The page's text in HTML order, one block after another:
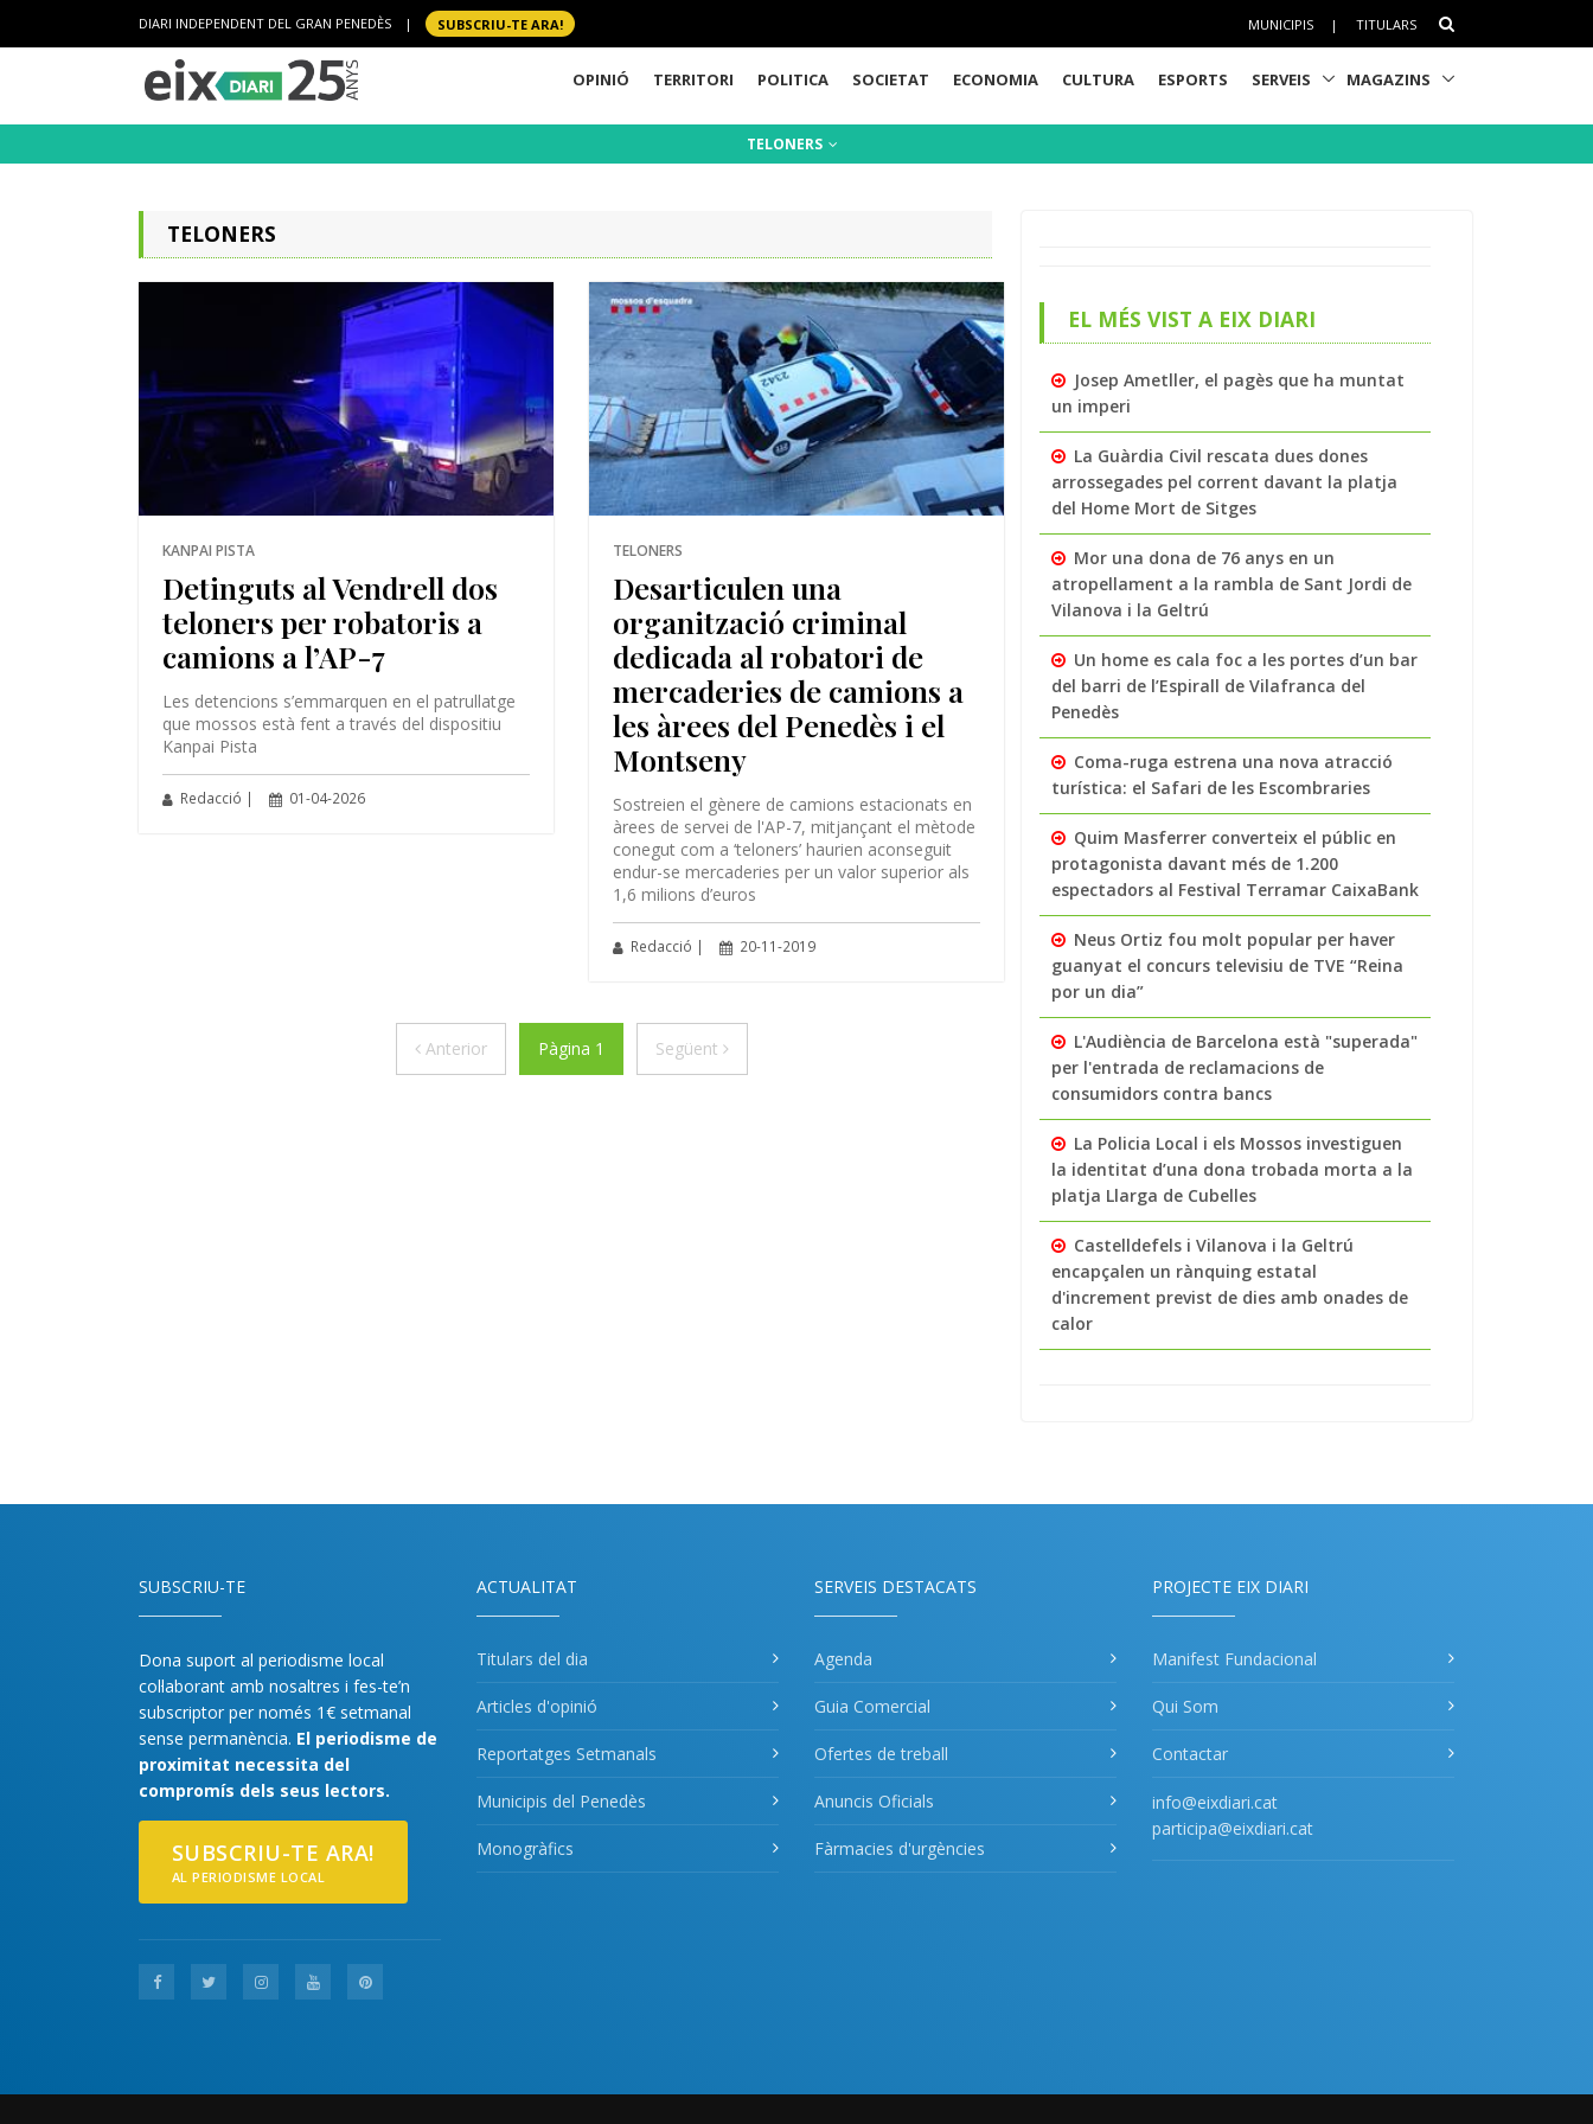
DIARI INDEPENDENT DEL GRAN PENEDÈS | SUBSCRIU-TE ARA! MUNICIPIS | TITULARS
OPINIÓ TERRITORI POLITICA SOCIETAT ECONOMIA CULTURA ESPORTS SERVEIS MAGAZINS
TELONERS
TELONERS
KANPAI PISTA
Detinguts al Vendrell dos
teloners per robatoris a
camions a l’AP-7
Les detencions s’emmarquen en el patrullatge
que mossos està fent a través del dispositiu
Kanpai Pista
Redacció | 01-04-2026
TELONERS
Desarticulen una
organització criminal
dedicada al robatori de
mercaderies de camions a
les àrees del Penedès i el
Montseny
Sostreien el gènere de camions estacionats en
àrees de servei de l'AP-7, mitjançant el mètode
conegut com a ‘teloners’ haurien aconseguit
endur-se mercaderies per un valor superior als
1,6 milions d’euros
Redacció | 20-11-2019
AnteriorAnteriorPàgina 1 Següent Següent
EL MÉS VIST A EIX DIARI
Josep Ametller, el pagès que ha muntat
un imperi
La Guàrdia Civil rescata dues dones
arrossegades pel corrent davant la platja
del Home Mort de Sitges
Mor una dona de 76 anys en un
atropellament a la rambla de Sant Jordi de
Vilanova i la Geltrú
Un home es cala foc a les portes d’un bar
del barri de l’Espirall de Vilafranca del
Penedès
Coma-ruga estrena una nova atracció
turística: el Safari de les Escombraries
Quim Masferrer converteix el públic en
protagonista davant més de 1.200
espectadors al Festival Terramar CaixaBank
Neus Ortiz fou molt popular per haver
guanyat el concurs televisiu de TVE “Reina
por un dia”
L'Audiència de Barcelona està "superada"
per l'entrada de reclamacions de
consumidors contra bancs
La Policia Local i els Mossos investiguen
la identitat d’una dona trobada morta a la
platja Llarga de Cubelles
Castelldefels i Vilanova i la Geltrú
encapçalen un rànquing estatal
d'increment previst de dies amb onades de
calor
SUBSCRIU-TE
Dona suport al periodisme local
col·laborant amb nosaltres i fes-te’n
subscriptor per només 1€ setmanal
sense permanència. El periodisme de
proximitat necessita del
compromís dels seus lectors.
SUBSCRIU-TE ARA!
AL PERIODISME LOCAL
ACTUALITAT
Titulars del dia
Articles d'opinió
Reportatges Setmanals
Municipis del Penedès
Monogràfics
SERVEIS DESTACATS
Agenda
Guia Comercial
Ofertes de treball
Anuncis Oficials
Fàrmacies d'urgències
PROJECTE EIX DIARI
Manifest Fundacional
Qui Som
Contactar
info@eixdiari.cat
participa@eixdiari.cat